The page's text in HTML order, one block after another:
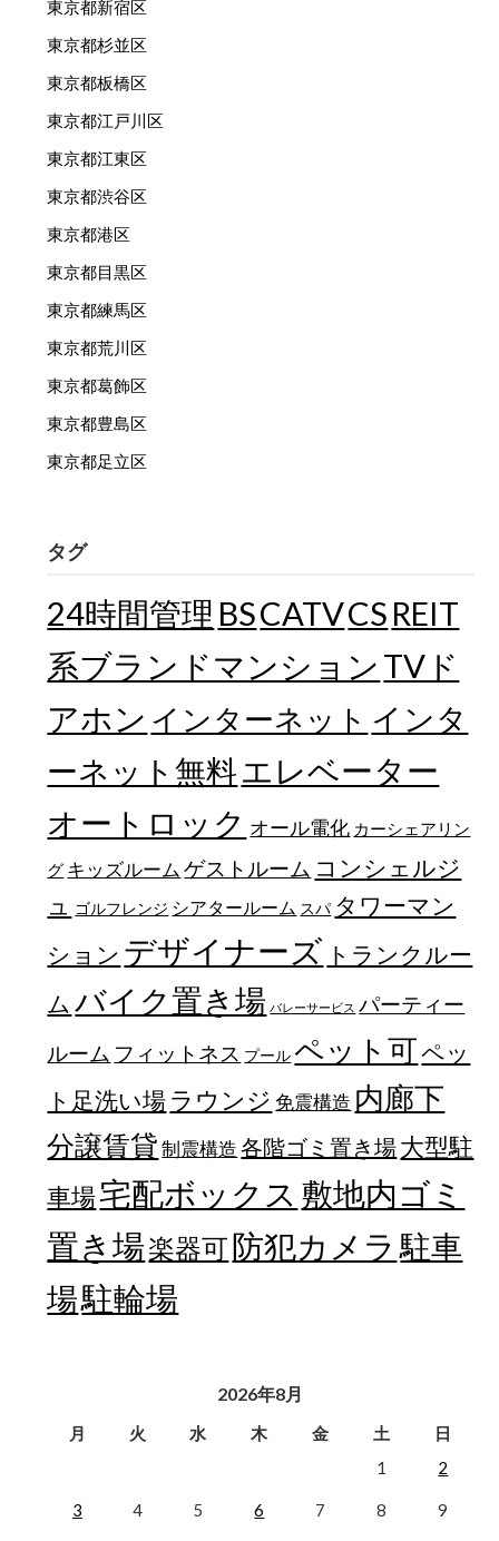
東京都新宿区
東京都杉並区
東京都板橋区
東京都江戸川区
東京都江東区
東京都渋谷区
東京都港区
東京都目黒区
東京都練馬区
東京都荒川区
東京都葛飾区
東京都豊島区
東京都足立区
タグ
24時間管理 BSCATVCS REIT
系ブランドマンション TVド
アホン インターネット インタ
ーネット無料エレベーター
オートロック オール電化 カーシェアリン
グ キッズルーム ゲストルーム コンシェルジ
ュ
ゴルフレンジ シアタールーム スパ タワーマン
ション デザイナーズ トランクルー
ム バイク置き場 バレーサービス パーティー
ルーム フィットネス プール ペット可ペッ
ト足洗い場 ラウンジ 免震構造 内廊下
分譲賃貸 制震構造 各階ゴミ置き場大型駐
車場宅配ボックス 敷地内ゴミ
置き場楽器可防犯カメラ 駐車
場駐輪場
2026年8月
月 火 水 木 金 土
日
1
2
3 4 5 6 7 8 9